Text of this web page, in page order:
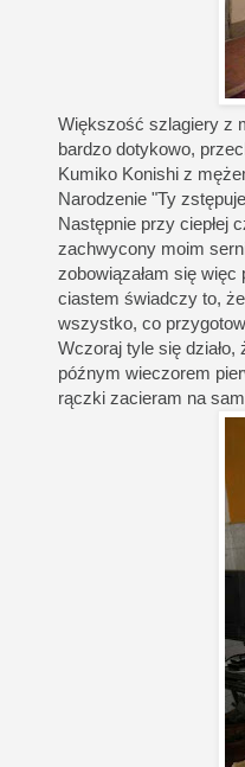
Większość szlagiery z
bardzo dotykowo,
Kumiko Konishi z
Narodzenie "Ty
Następnie przy ciepłej
zachwycony moim
zobowiązałam się
ciastem świadczy to, że
wszystko, co
Wczoraj tyle się
późnym wieczorem
rączki zacieram na